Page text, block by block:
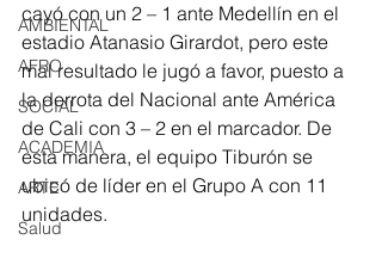
AMBIENTAL
AFRO
SOCIAL
ACADEMIA
ARTE
Salud
cayó con un 2 – 1 ante Medellín en el
estadio Atanasio Girardot, pero este
mal resultado le jugó a favor, puesto a
la derrota del Nacional ante América
de Cali con 3 – 2 en el marcador. De
esta manera, el equipo Tiburón se
ubicó de líder en el Grupo A con 11
unidades.